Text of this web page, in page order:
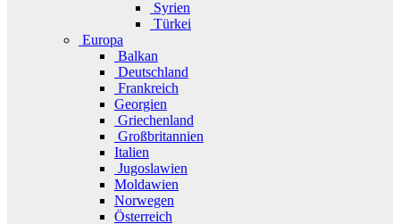
Syrien
Türkei
Europa
Balkan
Deutschland
Frankreich
Georgien
Griechenland
Großbritannien
Italien
Jugoslawien
Moldawien
Norwegen
Österreich